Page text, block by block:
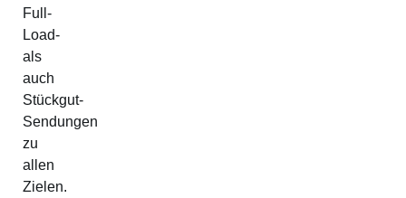
Full-
Load-
als
auch
Stückgut-
Sendungen
zu
allen
Zielen.